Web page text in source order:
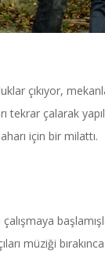
çıkıyor,
çalarak
için bir milattı.
müziği